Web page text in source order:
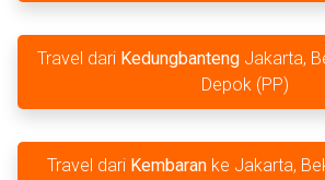
Travel dari KedungbantengJakarta,
Depok (PP)
Travel dari Kembaranke Jakarta,